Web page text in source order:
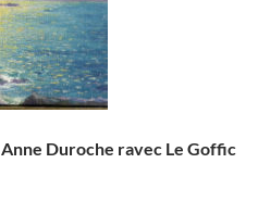
Duroche ravec Le Goffic